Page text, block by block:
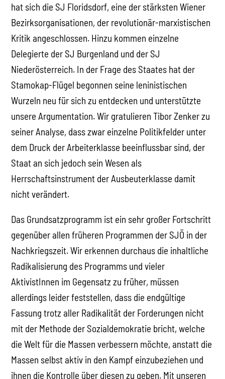
hat sich die SJ Floridsdorf, eine der stärksten Wiener
Bezirksorganisationen, der revolutionär-marxistischen
Kritik angeschlossen. Hinzu kommen einzelne
Delegierte der SJ Burgenland und der SJ
Niederösterreich. In der Frage des Staates hat der
Stamokap-Flügel begonnen seine leninistischen
Wurzeln neu für sich zu entdecken und unterstützte
unsere Argumentation. Wir gratulieren Tibor Zenker zu
seiner Analyse, dass zwar einzelne Politikfelder unter
dem Druck der Arbeiterklasse beeinflussbar sind, der
Staat an sich jedoch sein Wesen als
Herrschaftsinstrument der Ausbeuterklasse damit
nicht verändert.
Das Grundsatzprogramm ist ein sehr großer Fortschritt
gegenüber allen früheren Programmen der SJÖ in der
Nachkriegszeit. Wir erkennen durchaus die inhaltliche
Radikalisierung des Programms und vieler
AktivistInnen im Gegensatz zu früher, müssen
allerdings leider feststellen, dass die endgültige
Fassung trotz aller Radikalität der Forderungen nicht
mit der Methode der Sozialdemokratie bricht, welche
die Welt für die Massen verbessern möchte, anstatt die
Massen selbst aktiv in den Kampf einzubeziehen und
ihnen die Kontrolle über diesen zu geben. Mit unseren